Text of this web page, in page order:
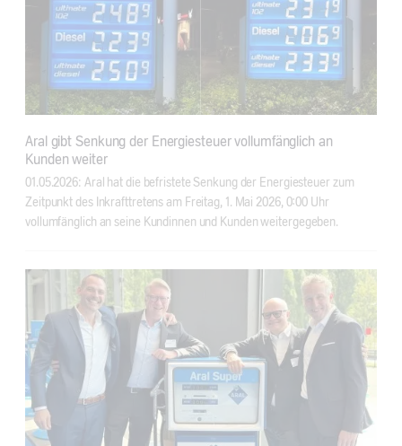
Aral gibt Senkung der Energiesteuer vollumfänglich an
Kunden weiter
01.05.2026: Aral hat die befristete Senkung der Energiesteuer zum
Zeitpunkt des Inkrafttretens am Freitag, 1. Mai 2026, 0:00 Uhr
vollumfänglich an seine Kundinnen und Kunden weitergegeben.